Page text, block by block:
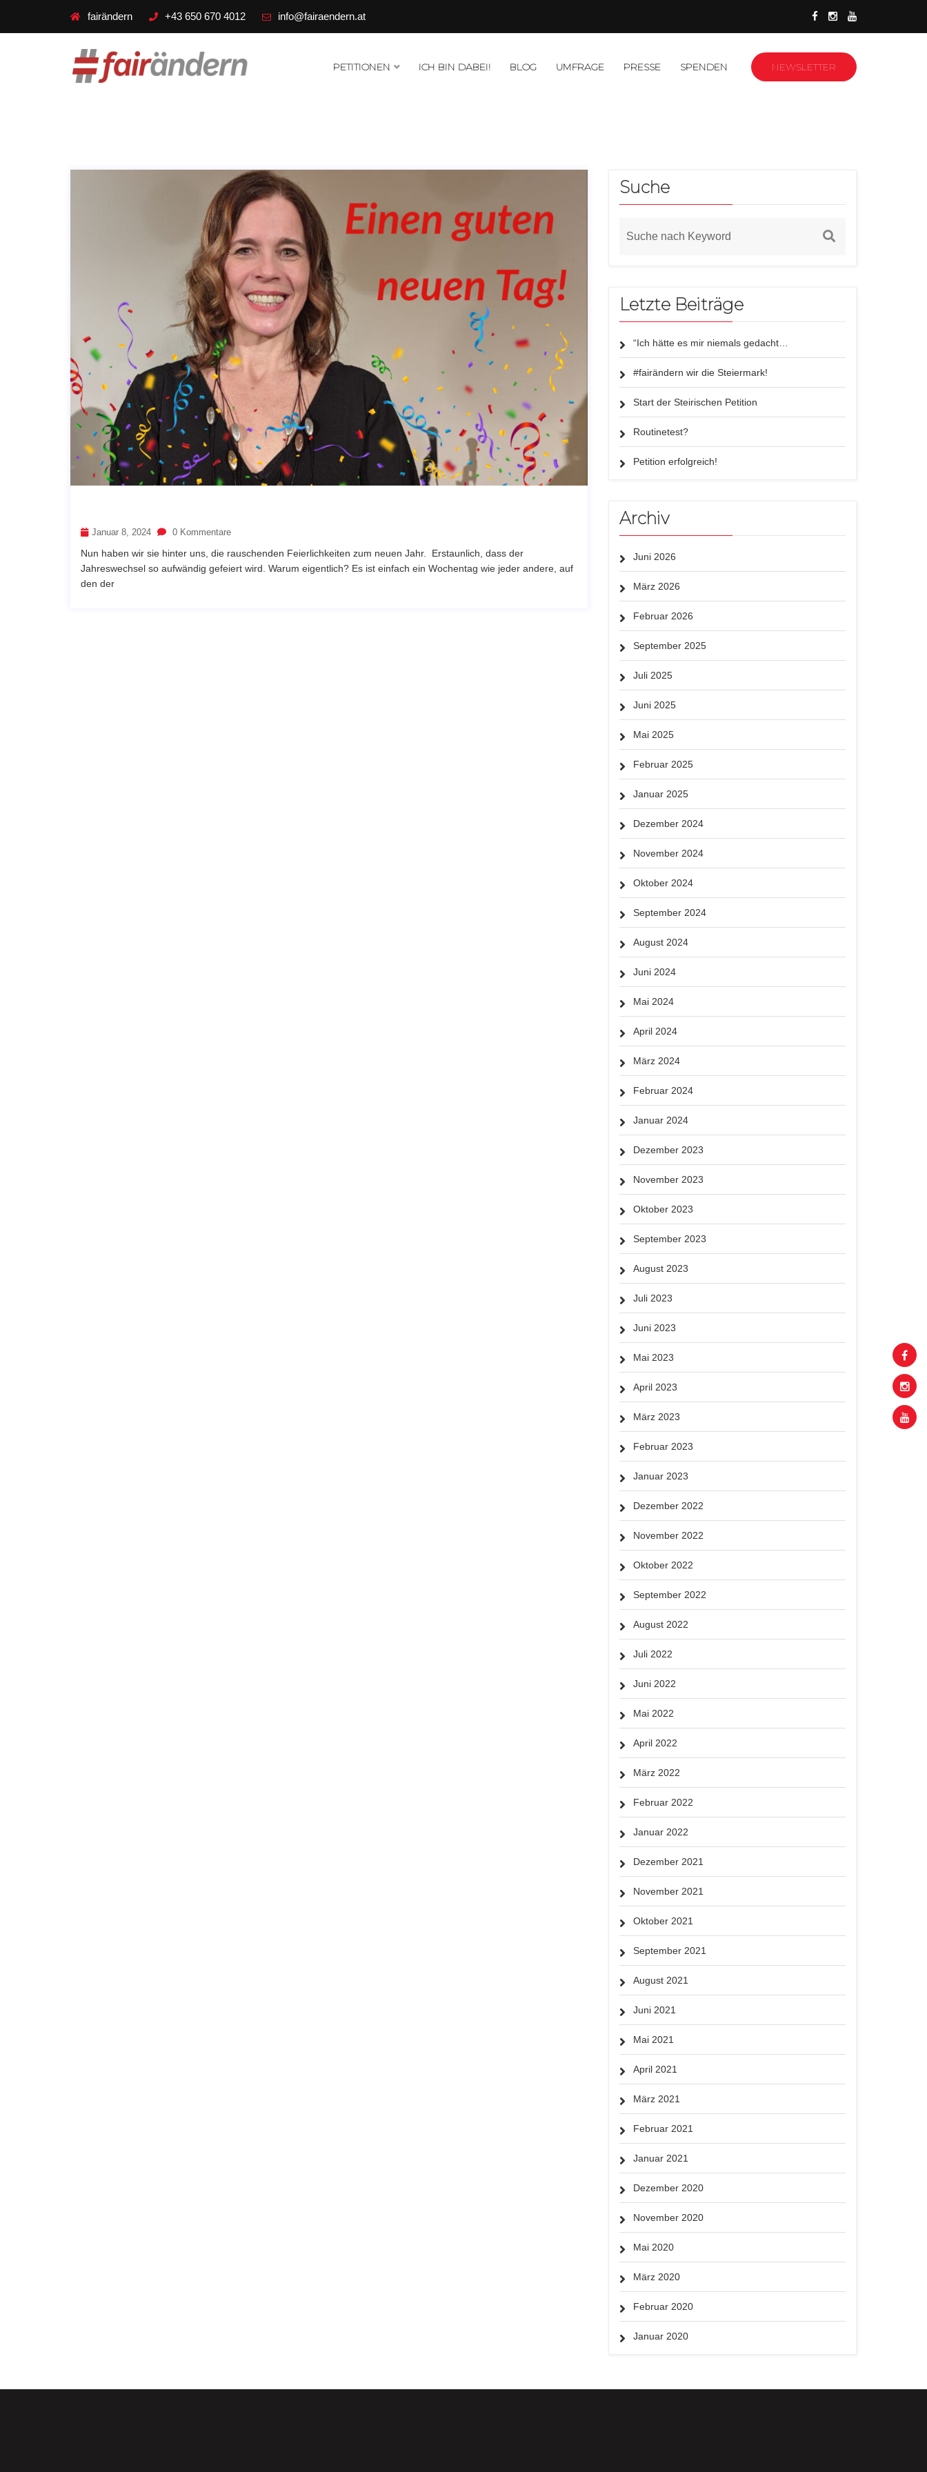
fairändern +43 650 670 4012 info@fairaendern.at
PETITIONEN ICH BIN DABEI! BLOG UMFRAGE PRESSE SPENDEN NEWSLETTER
Januar 8, 2024 0 Kommentare
Nun haben wir sie hinter uns, die rauschenden Feierlichkeiten zum neuen Jahr. Erstaunlich, dass der
Jahreswechsel so aufwändig gefeiert wird. Warum eigentlich? Es ist einfach ein Wochentag wie jeder andere, auf
den der
Suche
Letzte Beiträge
“Ich hätte es mir niemals gedacht…
#fairändern wir die Steiermark!
Start der Steirischen Petition
Routinetest?
Petition erfolgreich!
Archiv
Juni 2026
März 2026
Februar 2026
September 2025
Juli 2025
Juni 2025
Mai 2025
Februar 2025
Januar 2025
Dezember 2024
November 2024
Oktober 2024
September 2024
August 2024
Juni 2024
Mai 2024
April 2024
März 2024
Februar 2024
Januar 2024
Dezember 2023
November 2023
Oktober 2023
September 2023
August 2023
Juli 2023
Juni 2023
Mai 2023
April 2023
März 2023
Februar 2023
Januar 2023
Dezember 2022
November 2022
Oktober 2022
September 2022
August 2022
Juli 2022
Juni 2022
Mai 2022
April 2022
März 2022
Februar 2022
Januar 2022
Dezember 2021
November 2021
Oktober 2021
September 2021
August 2021
Juni 2021
Mai 2021
April 2021
März 2021
Februar 2021
Januar 2021
Dezember 2020
November 2020
Mai 2020
März 2020
Februar 2020
Januar 2020